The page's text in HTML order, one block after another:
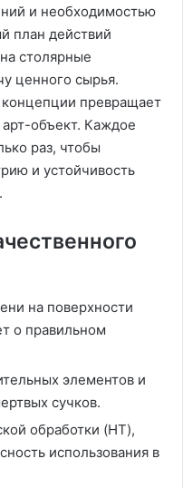
и необходимостью
план действий
столярные
ценного сырья.
превращает
объект. Каждое
раз, чтобы
и устойчивость
на поверхности
о правильном
элементов и
сучков.
обработки (HT),
использования в